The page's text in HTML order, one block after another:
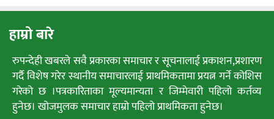
हाम्रो बारे
रुपन्देही खबरले सवै प्रकारका समाचार र सूचनालाई प्रकाशन,प्रशारण
गर्दै विशेष गरेर स्थानीय समाचारलाई प्राथमिकतामा प्रयत्न गर्ने कोशिस
गरेको छ ।पत्रकारिताका मूल्यमान्यता र जिम्मेवारी पहिलो कर्तव्य
हुनेछ। खोजमुलक समाचार हाम्रो पहिलो प्राथमिकता हुनेछ।